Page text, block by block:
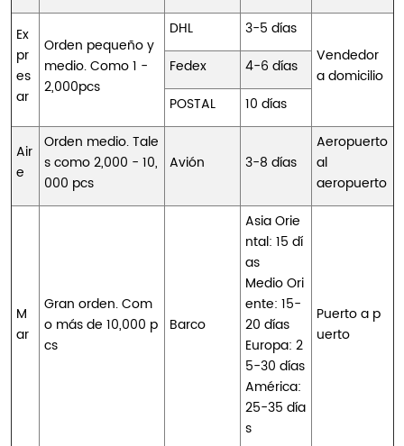
Ex
pr
es
ar
Orden pequeño y
medio. Como 1 -
2,000pcs
DHL
3-5 días
Vendedor
a domicilio
Fedex
4-6 días
POSTAL
10 días
Air
e
Orden medio. Tale
s como 2,000 - 10,
000 pcs
Avión 3-8 días
Aeropuerto
al
aeropuerto
M
ar
Gran orden. Com
o más de 10,000 p
cs
Barco
Asia Orie
ntal: 15 dí
as
Medio Ori
ente: 15-
20 días
Europa: 2
5-30 días
América:
25-35 día
s
Puerto a p
uerto